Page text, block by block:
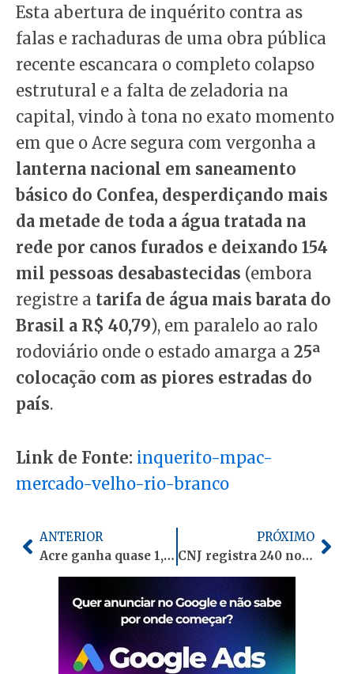
Esta abertura de inquérito contra as
falas e rachaduras de uma obra pública
recente escancara o completo colapso
estrutural e a falta de zeladoria na
capital, vindo à tona no exato momento
em que o Acre segura com vergonha a
lanterna nacional em saneamento
básico do Confea, desperdiçando mais
da metade de toda a água tratada na
rede por canos furados e deixando 154
mil pessoas desabastecidas (embora
registre a tarifa de água mais barata do
Brasil a R$ 40,79), em paralelo ao ralo
rodoviário onde o estado amarga a 25ª
colocação com as piores estradas do
país.
Link de Fonte: inquerito-mpac-
mercado-velho-rio-branco
Anterior
ANTERIOR
Acre ganha quase 1,5 mil usuários de planos de saúde em um ano, mostra ANS
PRÓXIMO
CNJ registra 240 novos casos ligados ao crime organizado no Acre em 2026